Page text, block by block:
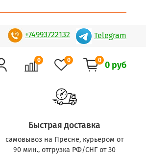
+74993722132 Telegram
0 0 0 0 руб
Быстрая доставка
самовывоз на Пресне, курьером от
90 мин., отгрузка РФ/СНГ от 30